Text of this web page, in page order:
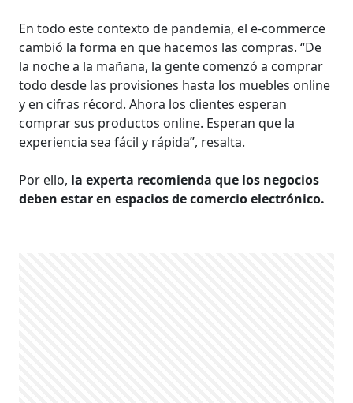
En todo este contexto de pandemia, el e-commerce
cambió la forma en que hacemos las compras. “De
la noche a la mañana, la gente comenzó a comprar
todo desde las provisiones hasta los muebles online
y en cifras récord. Ahora los clientes esperan
comprar sus productos online. Esperan que la
experiencia sea fácil y rápida”, resalta.
Por ello, la experta recomienda que los negocios
deben estar en espacios de comercio electrónico.